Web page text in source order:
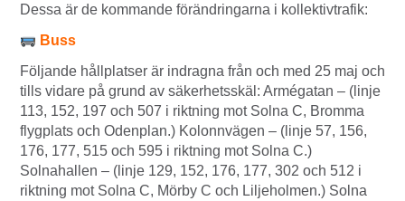
Dessa är de kommande förändringarna i kollektivtrafik:
Buss
Följande hållplatser är indragna från och med 25 maj och
tills vidare på grund av säkerhetsskäl: Armégatan – (linje
113, 152, 197 och 507 i riktning mot Solna C, Bromma
flygplats och Odenplan.) Kolonnvägen – (linje 57, 156,
176, 177, 515 och 595 i riktning mot Solna C.)
Solnahallen – (linje 129, 152, 176, 177, 302 och 512 i
riktning mot Solna C, Mörby C och Liljeholmen.) Solna